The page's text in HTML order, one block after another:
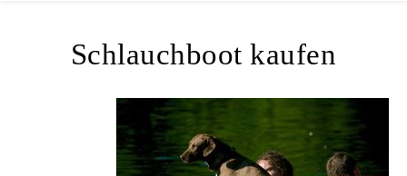
Schlauchboot kaufen